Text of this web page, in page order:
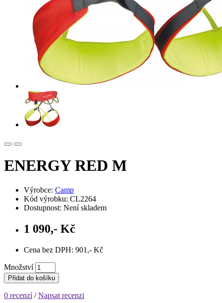
ENERGY RED M
Výrobce: Camp
Kód výrobku: CL2264
Dostupnost: Není skladem
1 090,- Kč
Cena bez DPH: 901,- Kč
Množství
Přidat do košíku
0 recenzí/Napsat recenzi